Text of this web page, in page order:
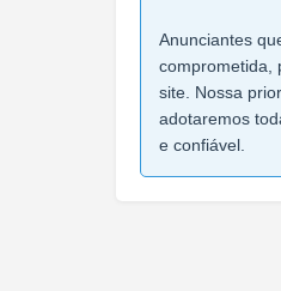
Anunciantes
comprometida,
site. Nossa
adotaremos
e confiável.